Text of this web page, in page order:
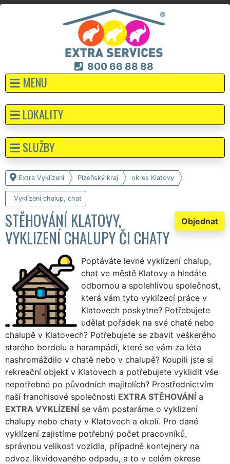
800 66 88 88
MENU
Extra Vyklízení Plzeňský kraj okres Klatovy
Vyklízení chalup, chat
Objednat
STĚHOVÁNÍ KLATOVY,
VYKLIZENÍ CHALUPY ČI CHATY
Poptáváte levné vyklízení chalup,
chat ve městě Klatovy a hledáte
odbornou a spolehlivou společnost,
která vám tyto vyklízecí práce v
Klatovech poskytne? Potřebujete
udělat pořádek na své chatě nebo
chalupě v Klatovech? Potřebujete se zbavit veškerého
starého bordelu a harampádí, které se vám za léta
nashromáždilo v chatě nebo v chalupě? Koupili jste si
rekreační objekt v Klatovech a potřebujete vyklidit vše
nepotřebné po původních majitelích? Prostřednictvím
naší franchisové společnosti EXTRA STĚHOVÁNÍ a
EXTRA VYKLÍZENÍ se vám postaráme o vyklizení
chalupy nebo chaty v Klatovech a okolí. Pro dané
vyklízení zajistíme potřebný počet pracovníků,
správnou velikost vozidla, případně kontejnery na
odvoz likvidovaného odpadu, a to v celém okrese
LOKALITY
SLUŽBY